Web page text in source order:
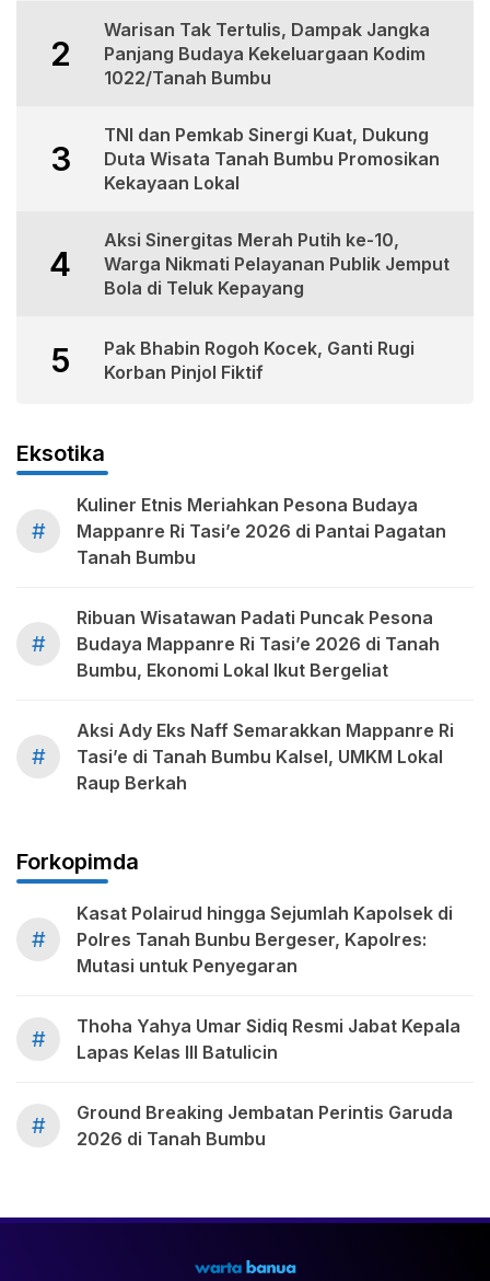
2
Warisan Tak Tertulis, Dampak Jangka
Panjang Budaya Kekeluargaan Kodim
1022/Tanah Bumbu
3
TNI dan Pemkab Sinergi Kuat, Dukung
Duta Wisata Tanah Bumbu Promosikan
Kekayaan Lokal
4
Aksi Sinergitas Merah Putih ke-10,
Warga Nikmati Pelayanan Publik Jemput
Bola di Teluk Kepayang
5
Pak Bhabin Rogoh Kocek, Ganti Rugi
Korban Pinjol Fiktif
Eksotika
#
Kuliner Etnis Meriahkan Pesona Budaya
Mappanre Ri Tasi’e 2026 di Pantai Pagatan
Tanah Bumbu
#
Ribuan Wisatawan Padati Puncak Pesona
Budaya Mappanre Ri Tasi’e 2026 di Tanah
Bumbu, Ekonomi Lokal Ikut Bergeliat
#
Aksi Ady Eks Naff Semarakkan Mappanre Ri
Tasi’e di Tanah Bumbu Kalsel, UMKM Lokal
Raup Berkah
Forkopimda
#
Kasat Polairud hingga Sejumlah Kapolsek di
Polres Tanah Bunbu Bergeser, Kapolres:
Mutasi untuk Penyegaran
#
Thoha Yahya Umar Sidiq Resmi Jabat Kepala
Lapas Kelas III Batulicin
#
Ground Breaking Jembatan Perintis Garuda
2026 di Tanah Bumbu